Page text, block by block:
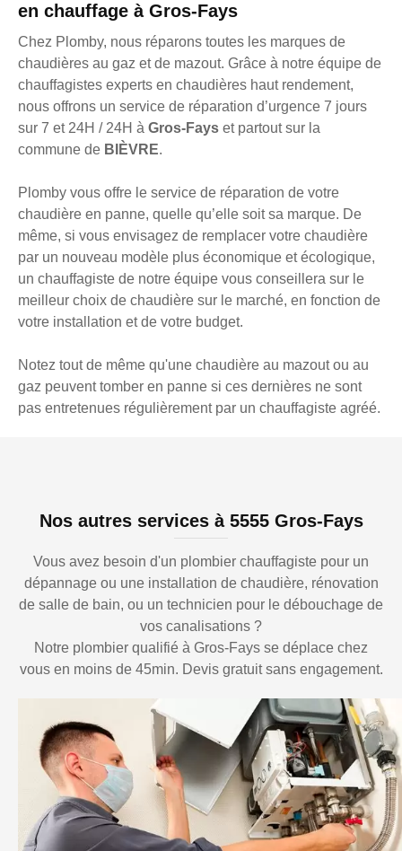
en chauffage à Gros-Fays
Chez Plomby, nous réparons toutes les marques de
chaudières au gaz et de mazout. Grâce à notre équipe de
chauffagistes experts en chaudières haut rendement,
nous offrons un service de réparation d’urgence 7 jours
sur 7 et 24H / 24H à Gros-Fays et partout sur la
commune de BIÈVRE.
Plomby vous offre le service de réparation de votre
chaudière en panne, quelle qu’elle soit sa marque. De
même, si vous envisagez de remplacer votre chaudière
par un nouveau modèle plus économique et écologique,
un chauffagiste de notre équipe vous conseillera sur le
meilleur choix de chaudière sur le marché, en fonction de
votre installation et de votre budget.
Notez tout de même qu'une chaudière au mazout ou au
gaz peuvent tomber en panne si ces dernières ne sont
pas entretenues régulièrement par un chauffagiste agréé.
Nos autres services à 5555 Gros-Fays
Vous avez besoin d'un plombier chauffagiste pour un
dépannage ou une installation de chaudière, rénovation
de salle de bain, ou un technicien pour le débouchage de
vos canalisations ?
Notre plombier qualifié à Gros-Fays se déplace chez
vous en moins de 45min. Devis gratuit sans engagement.